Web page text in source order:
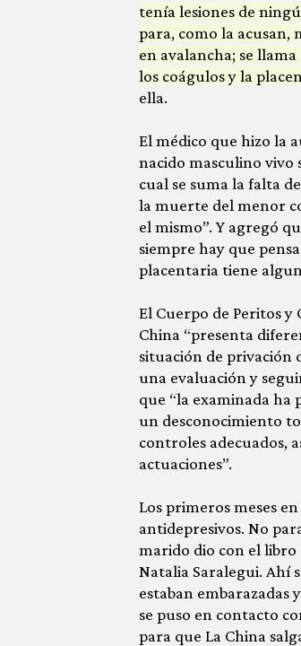
tenía lesiones de
para, como la
en avalancha; se
los coágulos y la
ella.
El médico que hizo la
nacido masculino
cual se suma la falta
la muerte del menor
el mismo”. Y agregó
siempre hay que
placentaria tiene
El Cuerpo de Peritos y
China “presenta
situación de privación
una evaluación y
que “la examinada ha
un desconocimiento
controles adecuados,
actuaciones”.
Los primeros meses
antidepresivos. No
marido dio con el libro
Natalia Saralegui. Ahí
estaban embarazadas
se puso en contacto
para que La China